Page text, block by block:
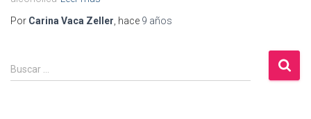
Por Carina Vaca Zeller , hace 9 años
B
u
Buscar …